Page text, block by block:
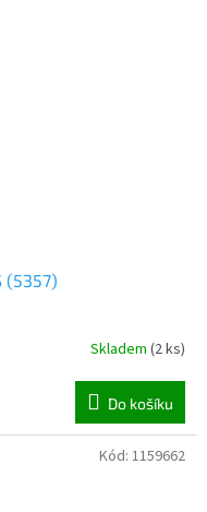
(5357)
Skladem (2 ks)
Do košíku
Kód: 1159662